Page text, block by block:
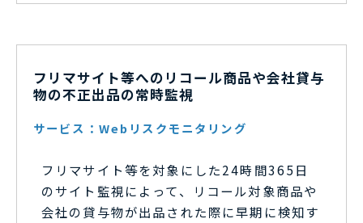
フリマサイト等へのリコール商品や会社貸与
物の不正出品の常時監視
サービス：Webリスクモニタリング
フリマサイト等を対象にした24時間365日
のサイト監視によって、リコール対象商品や
会社の貸与物が出品された際に早期に検知す